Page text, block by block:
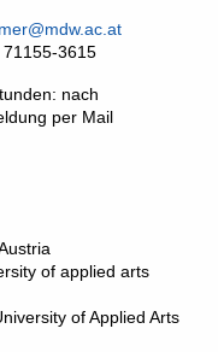
3615
nach
per Mail
of applied arts
of Applied Arts